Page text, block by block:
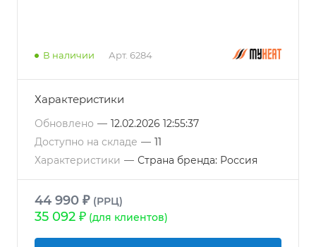
В наличии Арт. 6284
Характеристики
Обновлено — 12.02.2026 12:55:37
Доступно на складе — 11
Характеристики — Страна бренда: Россия
44 990 ₽ (РРЦ)
35 092 ₽ (для клиентов)